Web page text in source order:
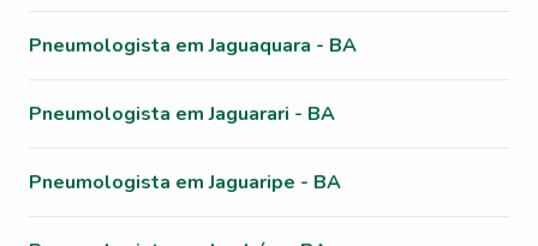
Pneumologista em Jaguaquara - BA
Pneumologista em Jaguarari - BA
Pneumologista em Jaguaripe - BA